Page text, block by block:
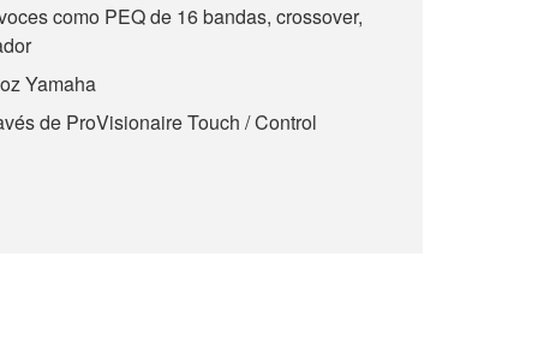
como PEQ de 16 bandas, crossover,
Yamaha
de ProVisionaire Touch / Control